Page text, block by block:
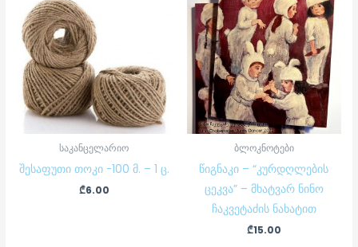
საკანცელარიო
შესაფუთი თოკი -100 მ. – 1 ც.
₾6.00
ბლოკნოტები
წიგნაკი – “კურდღლების
ცეკვა” – მხატვარ ნინო
ჩაკვეტაძის ნახატით
₾15.00